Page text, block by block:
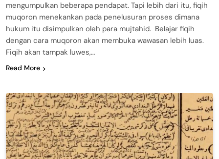
mengumpulkan beberapa pendapat. Tapi lebih dari itu, fiqih
muqoron menekankan pada penelusuran proses dimana
hukum itu disimpulkan oleh para mujtahid. Belajar fiqih
dengan cara muqoron akan membuka wawasan lebih luas.
Fiqih akan tampak luwes,…
Read More